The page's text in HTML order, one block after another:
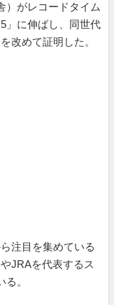
）がレコードタイム
」に伸ばし、同世代
改めて証明した。
注目を集めている
JRAを代表するス
。